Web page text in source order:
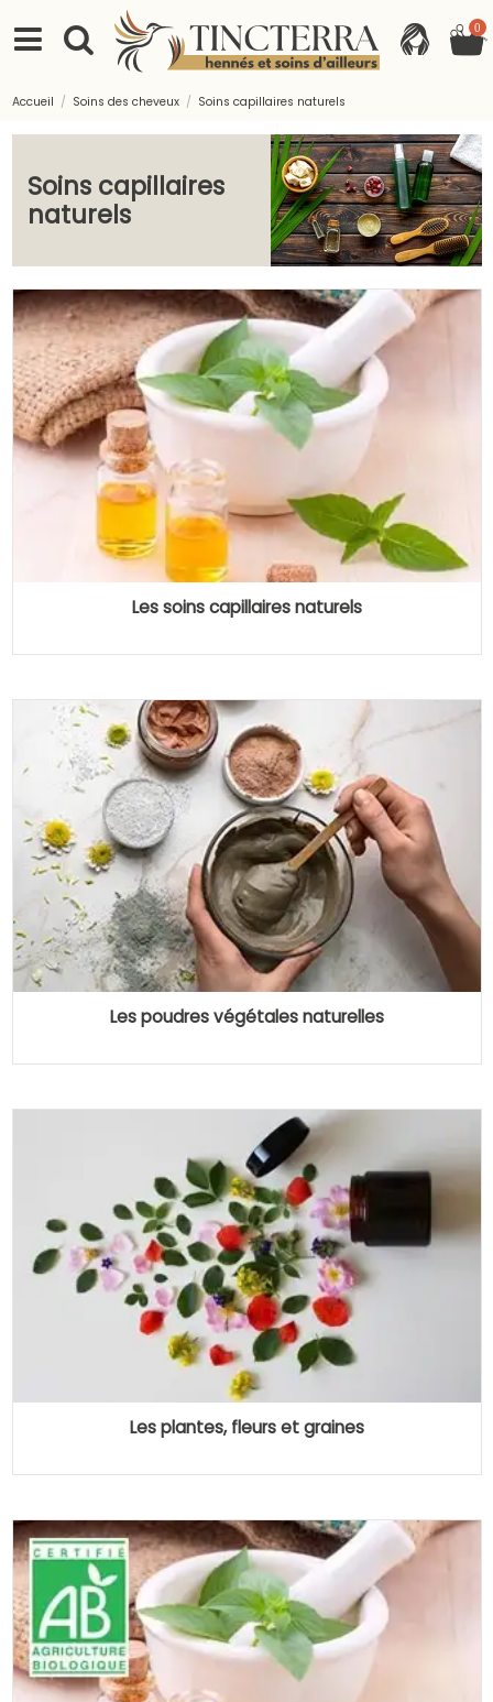
0
Accueil Soins des cheveux Soins capillaires naturels
Soins capillaires
naturels
Les soins capillaires naturels
Les poudres végétales naturelles
Les plantes, fleurs et graines